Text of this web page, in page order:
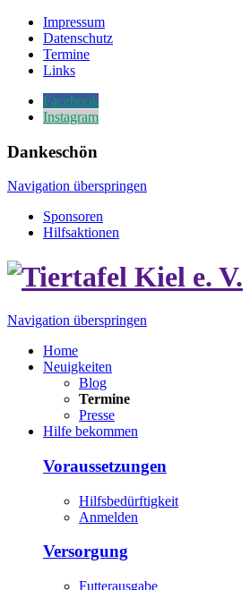
Impressum
Datenschutz
Termine
Links
Facebook
Instagram
Dankeschön
Navigation überspringen
Sponsoren
Hilfsaktionen
Navigation überspringen
Home
Neuigkeiten
Blog
Termine
Presse
Hilfe bekommen
Voraussetzungen
Hilfsbedürftigkeit
Anmelden
Versorgung
Futterausgabe